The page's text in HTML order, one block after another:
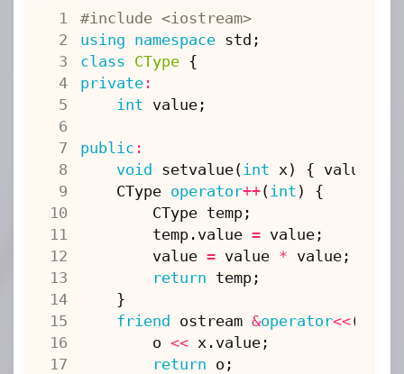
4
14
#include <iostream>
using namespace std ;
class CType {
private:
int value;
public :
void setvalue( int x ) { value
CType operator++( int )
{
CType temp;
temp. value = value;
value = value * value;
return temp;
}
friend ostream &operator<<(
o << x . value;
return o ;